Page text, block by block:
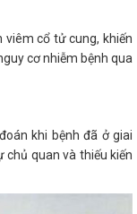
viêm cổ tử cung, khiến
cơ nhiễm bệnh qua
khi bệnh đã ở giai
chủ quan và thiếu kiến